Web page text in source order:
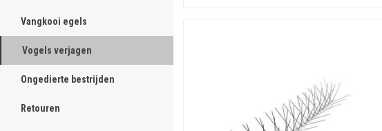
Vangkooi egels
Vogels verjagen
Ongedierte bestrijden
Retouren
ghost
ghost
ghost
ghost